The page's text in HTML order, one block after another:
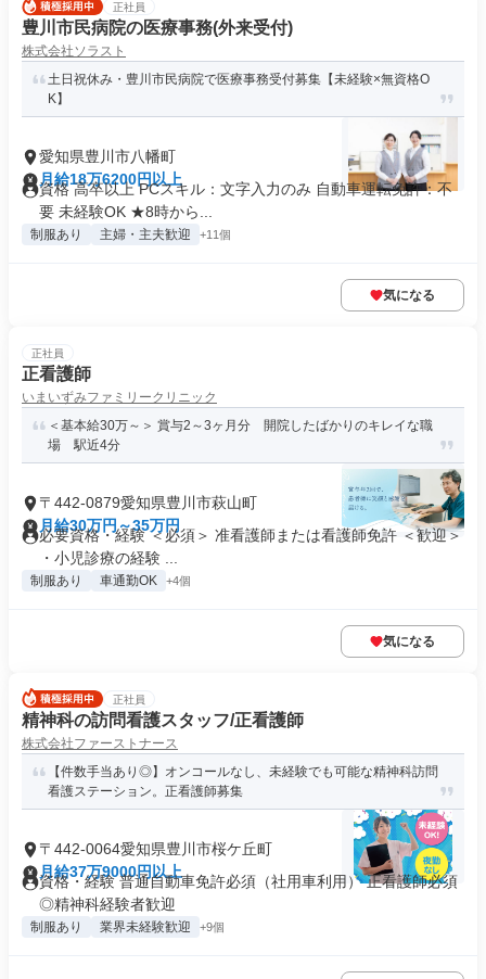
正社員
豊川市民病院の医療事務(外来受付)
株式会社ソラスト
土日祝休み・豊川市民病院で医療事務受付募集【未経験×無資格O
K】
愛知県豊川市八幡町
月給18万6200円以上
資格 高卒以上 PCスキル：文字入力のみ 自動車運転免許：不
要 未経験OK ★8時から...
制服あり 主婦・主夫歓迎 +11個
気になる
正社員
正看護師
いまいずみファミリークリニック
＜基本給30万～＞ 賞与2～3ヶ月分 開院したばかりのキレイな職
場 駅近4分
〒442-0879愛知県豊川市萩山町
月給30万円～35万円
必要資格・経験 ＜必須＞ 准看護師または看護師免許 ＜歓迎＞
・小児診療の経験 ...
制服あり 車通勤OK +4個
気になる
正社員
精神科の訪問看護スタッフ/正看護師
株式会社ファーストナース
【件数手当あり◎】オンコールなし、未経験でも可能な精神科訪問
看護ステーション。正看護師募集
〒442-0064愛知県豊川市桜ケ丘町
月給37万9000円以上
資格・経験 普通自動車免許必須（社用車利用） 正看護師必須
◎精神科経験者歓迎
制服あり 業界未経験歓迎 +9個